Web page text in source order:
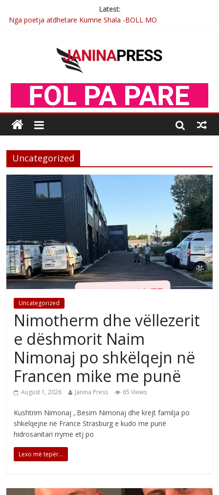
Latest:
Nga poetja atdhetare Kumrie Shala -BOLL MO
Çlirimtari Mentor Mushkolaj nderohet me mirenjohje nga
Xhevdet Qeriqi Dega e invalidëve në Fushë Kosovë
Postim me vlera nga artistja e mirëfilltë Mimoza Gjoni
Uncategorized
Uncategorized
Nimotherm dhe vëllezerit
e dëshmorit Naim
Nimonaj po shkëlqejn në
Francen mike me punë
August 1, 2026 Janina Press 65 Views
Kushtrim Nimonaj ,.Besim Nimonaj dhe krejt familja po
shkelqejne në France Strasburg e kudo me punë
hidrosanitari rryme etj po
Lexo më tepër...